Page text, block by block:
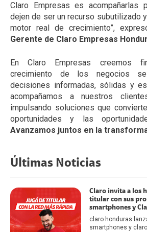
Claro Empresas es acompañarlas
dejen de ser un recurso subutilizado
motor real de crecimiento”,
Gerente de Claro Empresas
En Claro Empresas creemos
crecimiento de los negocios
decisiones informadas, sólidas y
acompañamos a nuestros
impulsando soluciones que
oportunidades y las
Avanzamos juntos en la
Últimas Noticias
Claro invita a los
titular con sus
smartphones y
claro honduras
smartphones y